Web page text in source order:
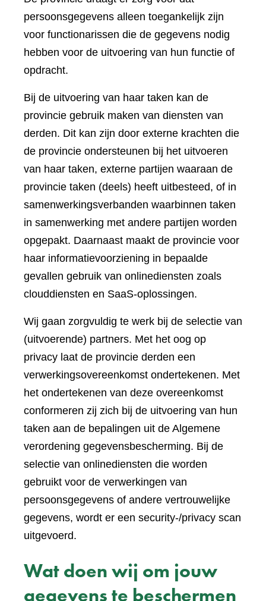
persoonsgegevens alleen toegankelijk zijn
voor functionarissen die de gegevens nodig
hebben voor de uitvoering van hun functie of
opdracht.
Bij de uitvoering van haar taken kan de
provincie gebruik maken van diensten van
derden. Dit kan zijn door externe krachten die
de provincie ondersteunen bij het uitvoeren
van haar taken, externe partijen waaraan de
provincie taken (deels) heeft uitbesteed, of in
samenwerkingsverbanden waarbinnen taken
in samenwerking met andere partijen worden
opgepakt. Daarnaast maakt de provincie voor
haar informatievoorziening in bepaalde
gevallen gebruik van onlinediensten zoals
clouddiensten en SaaS-oplossingen.
Wij gaan zorgvuldig te werk bij de selectie van
(uitvoerende) partners. Met het oog op
privacy laat de provincie derden een
verwerkingsovereenkomst ondertekenen. Met
het ondertekenen van deze overeenkomst
conformeren zij zich bij de uitvoering van hun
taken aan de bepalingen uit de Algemene
verordening gegevensbescherming. Bij de
selectie van onlinediensten die worden
gebruikt voor de verwerkingen van
persoonsgegevens of andere vertrouwelijke
gegevens, wordt er een security-/privacy scan
uitgevoerd.
Wat doen wij om jouw
gegevens te beschermen